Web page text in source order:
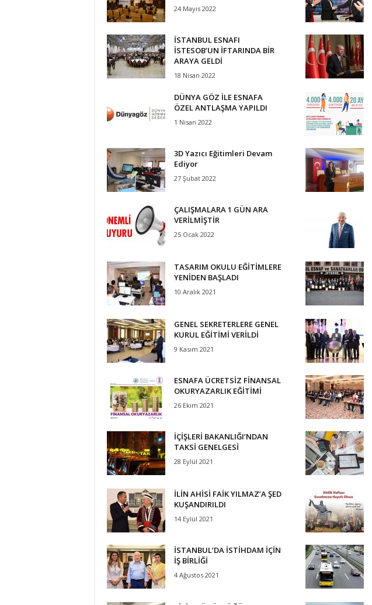
24 Mayıs 2022
İSTANBUL ESNAFI
İSTESOB’UN İFTARINDA BİR
ARAYA GELDİ
18 Nisan 2022
DÜNYA GÖZ İLE ESNAFA
ÖZEL ANTLAŞMA YAPILDI
1 Nisan 2022
3D Yazıcı Eğitimleri Devam
Ediyor
27 Şubat 2022
ÇALIŞMALARA 1 GÜN ARA
VERİLMİŞTİR
25 Ocak 2022
TASARIM OKULU EĞİTİMLERE
YENİDEN BAŞLADI
10 Aralık 2021
GENEL SEKRETERLERE GENEL
KURUL EĞİTİMİ VERİLDİ
9 Kasım 2021
ESNAFA ÜCRETSİZ FİNANSAL
OKURYAZARLIK EĞİTİMİ
26 Ekim 2021
İÇİŞLERİ BAKANLIĞI’NDAN
TAKSİ GENELGESİ
28 Eylül 2021
İLİN AHİSİ FAİK YILMAZ’A ŞED
KUŞANDIRILDI
14 Eylül 2021
İSTANBUL’DA İSTİHDAM İÇİN
İŞ BİRLİĞİ
4 Ağustos 2021